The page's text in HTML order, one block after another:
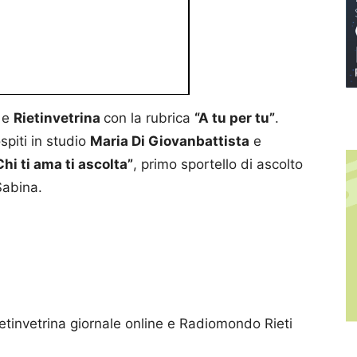
e Rietinvetrina con la rubrica “A tu per tu”.
in studio Maria Di Giovanbattista e
ti ama ti ascolta”, primo sportello di ascolto
giornale online e Radiomondo Rieti